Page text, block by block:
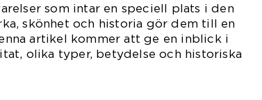
som intar en speciell plats i den
skönhet och historia gör dem till en
artikel kommer att ge en inblick i
olika typer, betydelse och historiska